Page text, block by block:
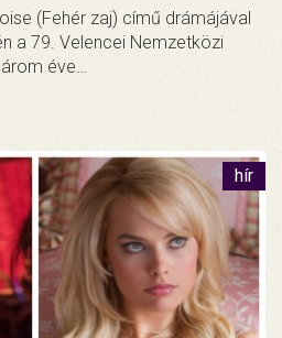
(Fehér zaj) című drámájával
a 79. Velencei Nemzetközi
éve…
hír